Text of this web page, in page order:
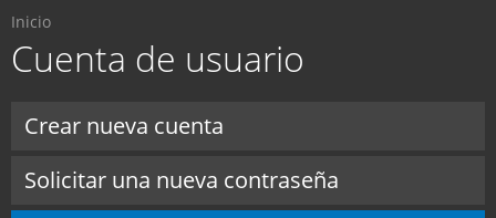
principal
Usted está aquí
Inicio
Cuenta de usuario
Crear nueva cuenta
Solicitar una nueva contraseña